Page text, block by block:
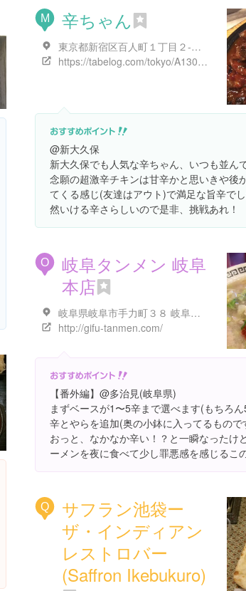
M 辛ちゃん
東京都新宿区百人町１丁目２-９ オオサワビル １Ｆ
https://tabelog.com/tokyo/A1304/A130404/13040862/
@新大久保
新大久保でも人気な辛ちゃん、いつも並ん
念願の超激辛チキンは甘辛かと思いきや後
てくる感じ(友達はアウト)で満足な旨辛で
然いける辛さらしいので是非、挑戦あれ！
O
岐阜タンメン 岐阜
本店
岐阜県岐阜市手力町３８ 岐阜市手力町３８-１
http://gifu-tanmen.com/
【番外編】@多治見(岐阜県)
まずベースが1〜5辛まで選べます(もちろ
辛とやらを追加(奥の小鉢に入ってるもので
おっと、なかなか辛い！？と一瞬なったけ
ーメンを夜に食べて少し罪悪感を感じるこ
Q
サフラン池袋ー
ザ・インディアン
レストロバー
(Saffron Ikebukuro)